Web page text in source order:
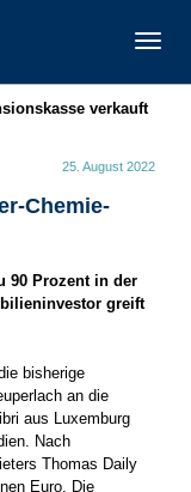
verkauft
25. August 2022
Chemie-
90 Prozent in der
greift
bisherige
an die
aus Luxemburg
Nach
Thomas Daily
Euro. Die